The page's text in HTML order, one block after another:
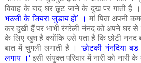
विवाह के बाद घर छूट जाने के दुख पर गाती है ।
भउजी के जियरा जुडाय हो’ । मां पिता अपनी
कर दुखी हैं पर भाभी रंगरेली नंनद को अपने घर
के लिए खुश है क्योंकि उसे पता है कि छोटी ननद
बात में चुगली लगाती है । ‘छोटकी नंनदिया
लगाय ।‘इसी संयुक्त परिवार में नारी को नारी के